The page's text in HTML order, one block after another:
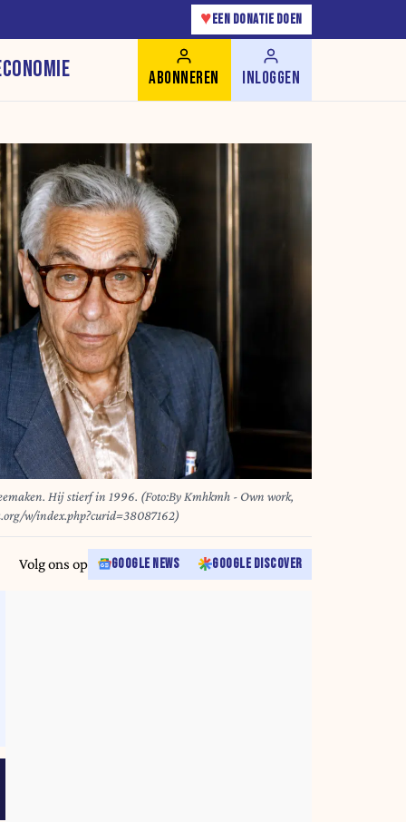
♥ EEN DONATIE DOEN
ABONNEREN INLOGGEN
Hij stierf in 1996. (Foto:By Kmhkmh - Own work,
w/index.php?curid=38087162)
Volg ons op GOOGLE NEWS GOOGLE DISCOVER